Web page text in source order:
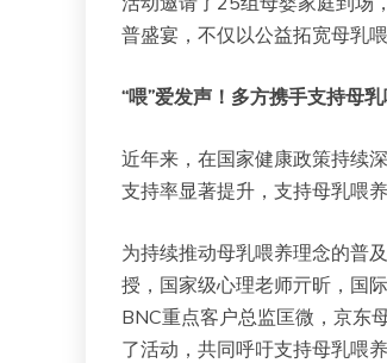
普盛宴，不仅以公益拓宽母乳
“喂”爱发声！多方携手支持母
近年来，在国家健康政策持续
支持率显著提升，支持母乳喂
为持续推动母乳喂养理念的普
授，国家级心理老师亓昕，国
BNC重点客户总监匡微，京东
了活动，共同呼吁支持母乳喂养